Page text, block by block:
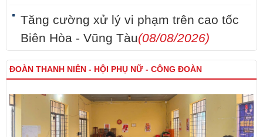
Tăng cường xử lý vi phạm trên cao tốc
Biên Hòa - Vũng Tàu(08/08/2026)
ĐOÀN THANH NIÊN - HỘI PHỤ NỮ - CÔNG ĐOÀN